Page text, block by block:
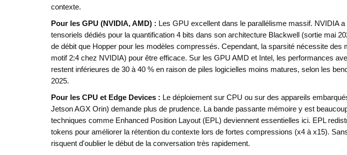
contexte.
Pour les GPU (NVIDIA, AMD) : Les GPU excellent dans le parallélisme massif. NVIDIA
tensoriels dédiés pour la quantification 4 bits dans son architecture Blackwell (sortie mai
de débit que Hopper pour les modèles compressés. Cependant, la sparsité nécessite des
motif 2:4 chez NVIDIA) pour être efficace. Sur les GPU AMD et Intel, les performances
restent inférieures de 30 à 40 % en raison de piles logicielles moins matures, selon les
2025.
Pour les CPU et Edge Devices : Le déploiement sur CPU ou sur des appareils
Jetson AGX Orin) demande plus de prudence. La bande passante mémoire y est
techniques comme Enhanced Position Layout (EPL) deviennent essentielles ici. EPL
tokens pour améliorer la rétention du contexte lors de fortes compressions (x4 à x15).
risquent d'oublier le début de la conversation très rapidement.